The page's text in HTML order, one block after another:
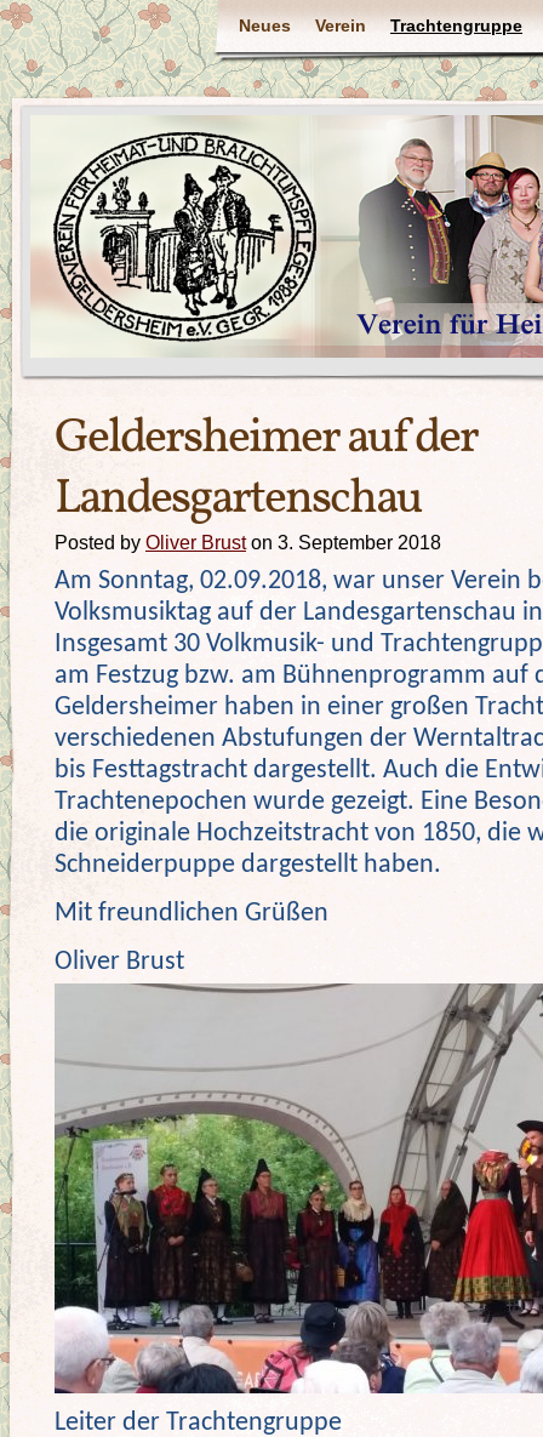
Neues Verein Trachtengruppe
Geldersheimer auf der
Landesgartenschau
Posted by Oliver Bruston 3. September 2018
Am Sonntag, 02.09.2018, war unser Verein
Volksmusiktag auf der Landesgartenschau
Insgesamt 30 Volkmusik- und
am Festzug bzw. am Bühnenprogramm
Geldersheimer haben in einer großen
verschiedenen Abstufungen der
bis Festtagstracht dargestellt. Auch die
Trachtenepochen wurde gezeigt. Eine
die originale Hochzeitstracht von 1850, die
Schneiderpuppe dargestellt haben.
Mit freundlichen Grüßen
Oliver Brust
Leiter der Trachtengruppe